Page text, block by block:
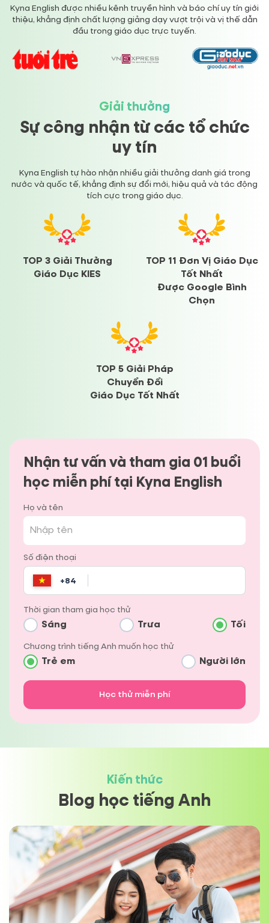
Kyna English được nhiều kênh truyền hình và báo chí uy tín giới
thiệu, khẳng định chất lượng giảng dạy vượt trội và vị thế dẫn
đầu trong giáo dục trực tuyến.
Giải thưởng
Sự công nhận từ các tổ chức
uy tín
Kyna English tự hào nhận nhiều giải thưởng danh giá trong
nước và quốc tế, khẳng định sự đổi mới, hiệu quả và tác động
tích cực trong giáo dục.
TOP 3 Giải Thưởng
Giáo Dục KIES
TOP 11 Đơn Vị Giáo Dục
Tốt Nhất
Được Google Bình
Chọn
TOP 5 Giải Pháp
Chuyển Đổi
Giáo Dục Tốt Nhất
Nhận tư vấn và tham gia 01 buổi
học miễn phí tại Kyna English
Họ và tên
Số điện thoại
+84
+93
+355 Albania (Shqipëri)
+213 Algeria (‫الجزائر‬‎)
Andorra
Angola
+1268 Antigua and Barbuda
+54 Argentina
374 Armenia (Հայաստան)
Thời gian tham gia học thử
Sáng Trưa Tối
Chương trình tiếng Anh muốn học thử
Trẻ em Người lớn
Học thử miễn phí
Kiến thức
Blog học tiếng Anh